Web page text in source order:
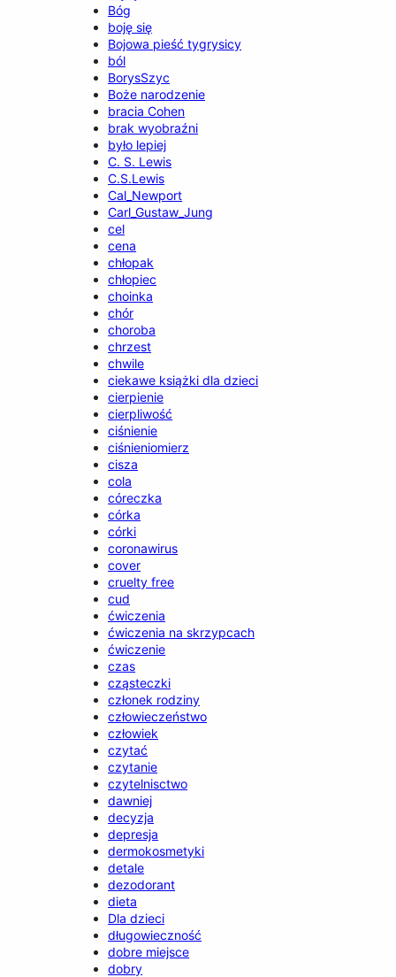
Bóg
boję się
Bojowa pieść tygrysicy
ból
BorysSzyc
Boże narodzenie
bracia Cohen
brak wyobraźni
było lepiej
C. S. Lewis
C.S.Lewis
Cal_Newport
Carl_Gustaw_Jung
cel
cena
chłopak
chłopiec
choinka
chór
choroba
chrzest
chwile
ciekawe książki dla dzieci
cierpienie
cierpliwość
ciśnienie
ciśnieniomierz
cisza
cola
córeczka
córka
córki
coronawirus
cover
cruelty free
cud
ćwiczenia
ćwiczenia na skrzypcach
ćwiczenie
czas
cząsteczki
członek rodziny
człowieczeństwo
człowiek
czytać
czytanie
czytelnisctwo
dawniej
decyzja
depresja
dermokosmetyki
detale
dezodorant
dieta
Dla dzieci
długowieczność
dobre miejsce
dobry